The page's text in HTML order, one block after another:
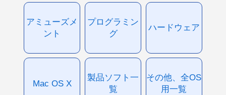
アミューズメ
ント
プログラミン
グ
ハードウェア
Mac OS X
製品ソフト一
覧
その他、全OS
用一覧